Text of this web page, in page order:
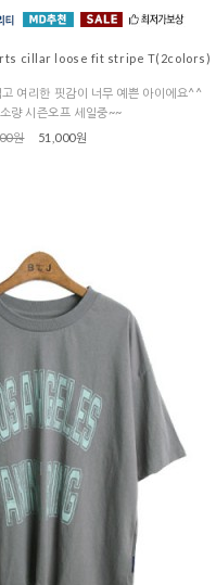
cillar loose fit stripe T(2colors)
여리한 핏감이 너무 예쁜 아이에요^^
량 시즌오프 세일중~~
원
51,000원